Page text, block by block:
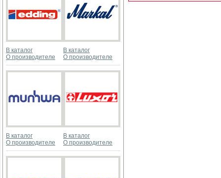
В каталог
О производителе
В каталог
О производителе
В каталог
О производителе
В каталог
О производителе